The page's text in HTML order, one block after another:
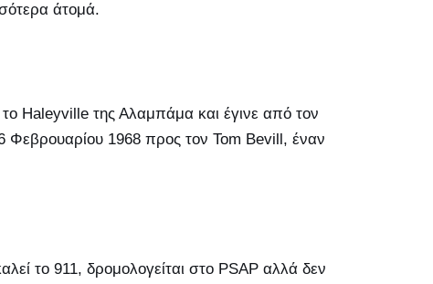
άτομά.
Haleyville της Αλαμπάμα και έγινε από τον
1968 προς τον Tom Bevill, έναν
το 911, δρομολογείται στο PSAP αλλά δεν